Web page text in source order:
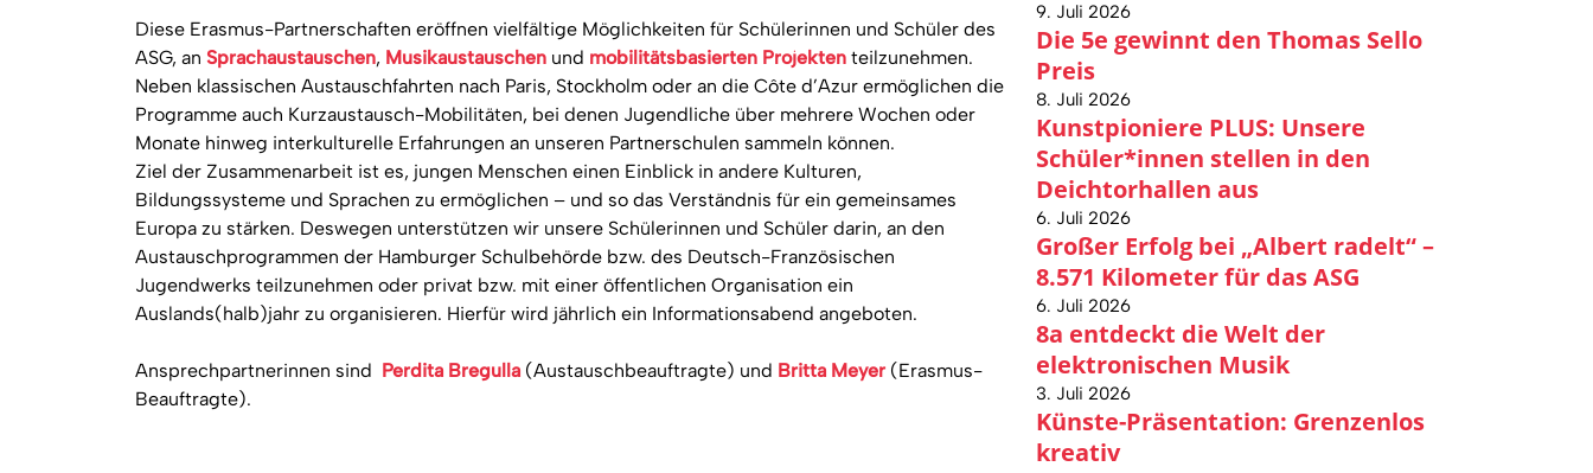
Diese Erasmus-Partnerschaften eröffnen vielfältige Möglichkeiten für Schülerinnen und Schüler des
ASG, an Sprachaustauschen, Musikaustauschen und mobilitätsbasierten Projekten teilzunehmen.
Neben klassischen Austauschfahrten nach Paris, Stockholm oder an die Côte d’Azur ermöglichen die
Programme auch Kurzaustausch-Mobilitäten, bei denen Jugendliche über mehrere Wochen oder
Monate hinweg interkulturelle Erfahrungen an unseren Partnerschulen sammeln können.
Ziel der Zusammenarbeit ist es, jungen Menschen einen Einblick in andere Kulturen,
Bildungssysteme und Sprachen zu ermöglichen – und so das Verständnis für ein gemeinsames
Europa zu stärken. Deswegen unterstützen wir unsere Schülerinnen und Schüler darin, an den
Austauschprogrammen der Hamburger Schulbehörde bzw. des Deutsch-Französischen
Jugendwerks teilzunehmen oder privat bzw. mit einer öffentlichen Organisation ein
Auslands(halb)jahr zu organisieren. Hierfür wird jährlich ein Informationsabend angeboten.
Ansprechpartnerinnen sind Perdita Bregulla (Austauschbeauftragte) und Britta Meyer (Erasmus-
Beauftragte).
9. Juli 2026
Die 5e gewinnt den Thomas Sello
Preis
8. Juli 2026
Kunstpioniere PLUS: Unsere
Schüler*innen stellen in den
Deichtorhallen aus
6. Juli 2026
Großer Erfolg bei „Albert radelt“ –
8.571 Kilometer für das ASG
6. Juli 2026
8a entdeckt die Welt der
elektronischen Musik
3. Juli 2026
Künste-Präsentation: Grenzenlos
kreativ